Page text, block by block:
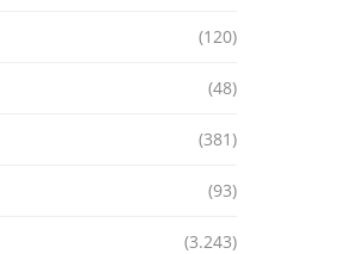
(120)
(48)
(381)
(93)
(3.243)